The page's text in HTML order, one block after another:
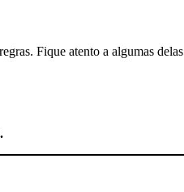
Fique atento a algumas